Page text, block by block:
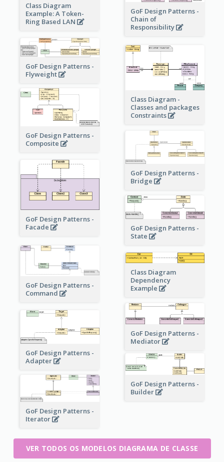
Class Diagram
Example: A Token-
Ring Based LAN
GoF Design Patterns -
Chain of
Responsibility
GoF Design Patterns -
Flyweight
Class Diagram -
Classes and packages
Constraints
GoF Design Patterns -
Composite
GoF Design Patterns -
Bridge
GoF Design Patterns -
Facade
GoF Design Patterns -
State
GoF Design Patterns -
Command
Class Diagram
Dependency
Example
GoF Design Patterns -
Mediator
GoF Design Patterns -
Adapter
GoF Design Patterns -
Builder
GoF Design Patterns -
Iterator
VER TODOS OS MODELOS DIAGRAMA DE CLASSE